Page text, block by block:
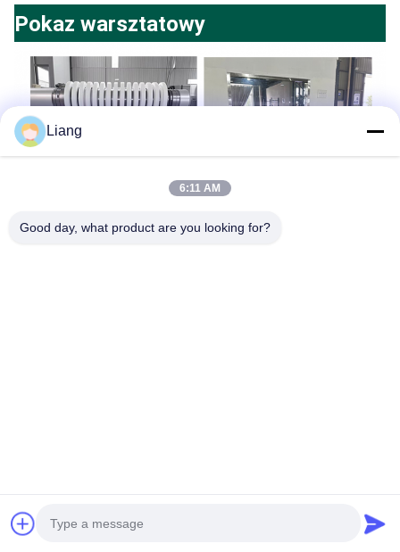
Pokaz warsztatowy
Liang
6:11 AM
Good day, what product are you looking for?